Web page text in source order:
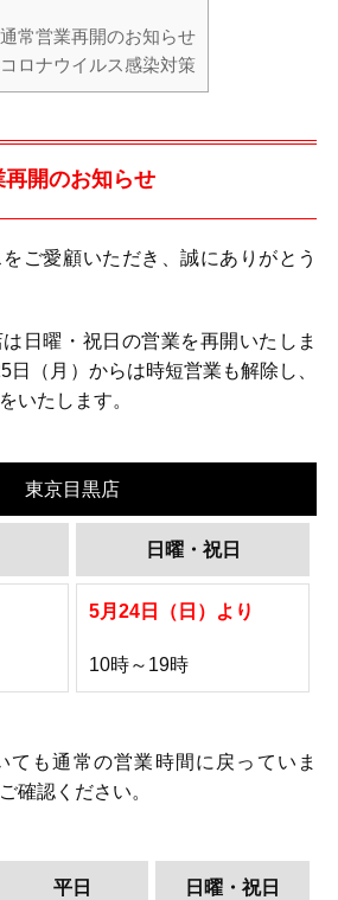
常営業再開のお知らせ
ロナウイルス感染対策
開のお知らせ
ご愛顧いただき、誠にありがとう
日曜・祝日の営業を再開いたしま
日（月）からは時短営業も解除し、
いたします。
東京目黒店
日曜・祝日
5月24日（日）より
10時～19時
ても通常の営業時間に戻っていま
確認ください。
平日 日曜・祝日